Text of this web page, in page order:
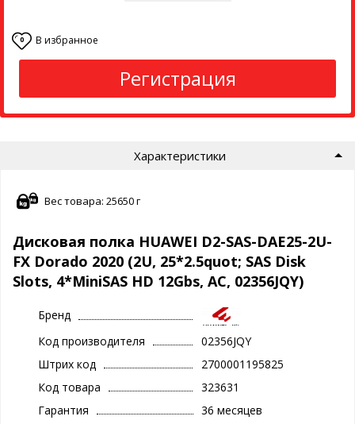
0 В избранное
Регистрация
Характеристики
Вес товара: 25650 г
Дисковая полка HUAWEI D2-SAS-DAE25-2U-
FX Dorado 2020 (2U, 25*2.5quot; SAS Disk
Slots, 4*MiniSAS HD 12Gbs, AC, 02356JQY)
Бренд
Код производителя
02356JQY
Штрих код
2700001195825
Код товара
323631
Гарантия
36 месяцев